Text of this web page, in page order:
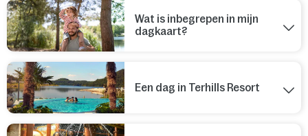
Wat is inbegrepen in mijn
dagkaart?
Een dag in Terhills Resort